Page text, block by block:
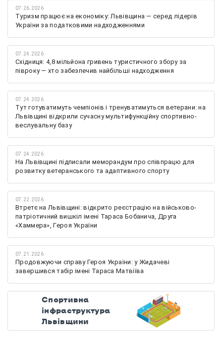
07.26.2026
Туризм працює на економіку: Львівщина — серед лідерів
України за податковими надходженнями
07.24.2026
Східниця: 4,8 мільйона гривень туристичного збору за
півроку — хто забезпечив найбільші надходження
07.24.2026
Тут готуватимуть чемпіонів і тренуватимуться ветерани: на
Львівщині відкрили сучасну мультифункційну спортивно-
веслувальну базу
07.24.2026
На Львівщині підписали меморандум про співпрацю для
розвитку ветеранського та адаптивного спорту
07.22.2026
Втретє на Львівщині: відкрито реєстрацію на військово-
патріотичний вишкіл імені Тараса Бобанича, Друга
«Хаммера», Героя України
07.21.2026
Продовжуючи справу Героя України: у Жидачеві
завершився табір імені Тараса Матвіїва
Спортивна
інфраструктура
Львівщини